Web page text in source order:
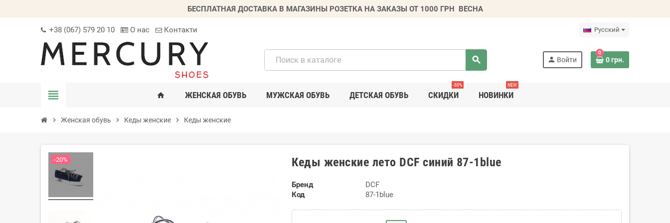
БЕСПЛАТНАЯ ДОСТАВКА В МАГАЗИНЫ РОЗЕТКА НА ЗАКАЗЫ ОТ 1000 ГРН ВЕСНА
+38 (067) 579 20 10 О нас Контакти Русский
search person Войти
0
0 грн.
view_headline home ЖЕНСКАЯ ОБУВЬ МУЖСКАЯ ОБУВЬ ДЕТСКАЯ ОБУВЬ СКИДКИ
-50%
НОВИНКИ
NEW
chevron_right Женская обувь chevron_right Кеды женские chevron_right Кеды женские
-20% Кеды женские лето DCF синий 87-1blue
Бренд
DCF
Код
87-1blue